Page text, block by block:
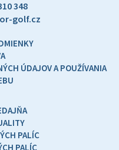
348
golf.cz
ÚDAJOV A POUŽÍVANIA
PALÍC
PALÍC